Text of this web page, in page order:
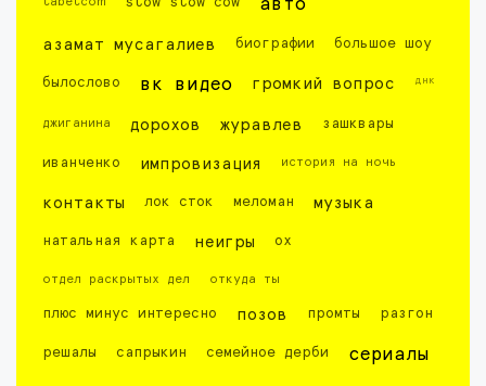
авто
азамат мусагалиев биографии большое шоу
былослово вк видео громкий вопрос днк
джиганина дорохов журавлев зашквары
иванченко импровизация история на ночь
контакты лок сток меломан музыка
натальная карта неигры ох
отдел раскрытых дел откуда ты
плюс минус интересно позов промты разгон
решалы сапрыкин семейное дерби сериалы